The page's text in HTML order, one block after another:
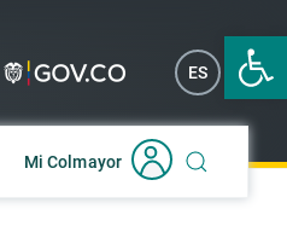
Abrir
ES EN
Mi Colmayor